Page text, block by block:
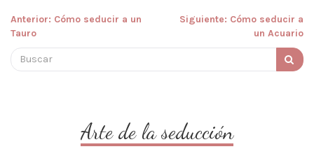
Navegación
de
Anterior: Cómo seducir a un
Tauro
Siguiente: Cómo seducir a
un Acuario
Arte de la seducción